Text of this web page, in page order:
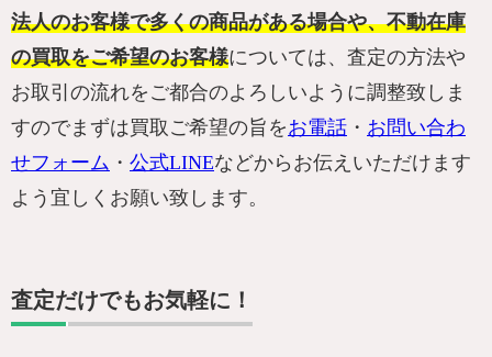
法人のお客様で多くの商品がある場合や、不動在庫
の買取をご希望のお客様については、査定の方法や
お取引の流れをご都合のよろしいように調整致しま
すのでまずは買取ご希望の旨をお電話 ・ お問い合わ
せフォーム ・ 公式LINEなどからお伝えいただけます
よう宜しくお願い致します。
査定だけでもお気軽に！